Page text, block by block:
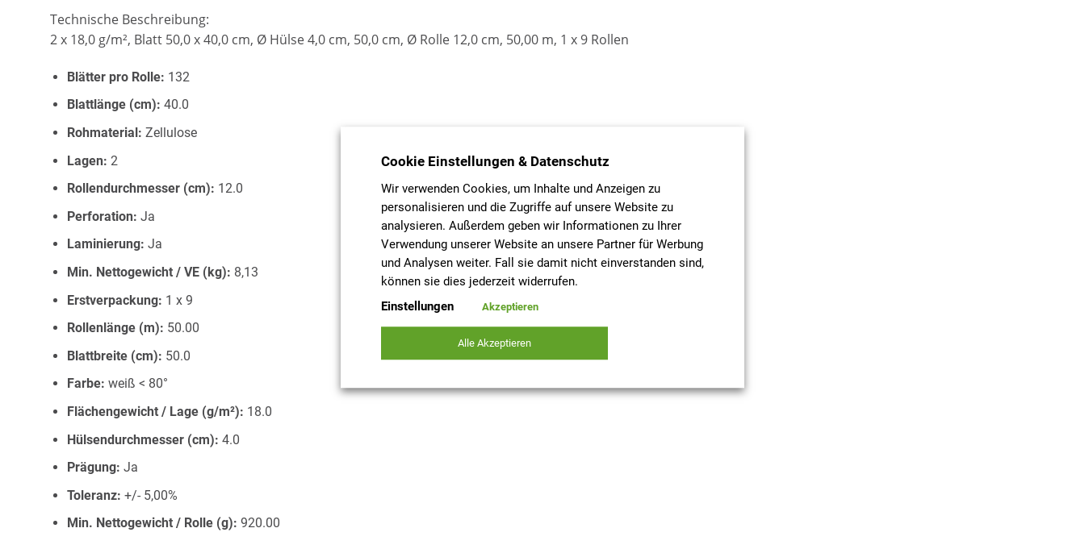
Technische Beschreibung:
2 x 18,0 g/m², Blatt 50,0 x 40,0 cm, Ø Hülse 4,0 cm, 50,0 cm, Ø Rolle 12,0 cm, 50,00 m, 1 x 9 Rollen
Blätter pro Rolle: 132
Blattlänge (cm): 40.0
Rohmaterial: Zellulose
Lagen: 2
Rollendurchmesser (cm): 12.0
Perforation: Ja
Laminierung: Ja
Min. Nettogewicht / VE (kg): 8,13
Erstverpackung: 1 x 9
Rollenlänge (m): 50.00
Blattbreite (cm): 50.0
Farbe: weiß < 80°
Flächengewicht / Lage (g/m²): 18.0
Hülsendurchmesser (cm): 4.0
Prägung: Ja
Toleranz: +/- 5,00%
Min. Nettogewicht / Rolle (g): 920.00
Cookie Einstellungen & Datenschutz
Wir verwenden Cookies, um Inhalte und Anzeigen zu
personalisieren und die Zugriffe auf unsere Website zu
analysieren. Außerdem geben wir Informationen zu Ihrer
Verwendung unserer Website an unsere Partner für Werbung
und Analysen weiter. Fall sie damit nicht einverstanden sind,
können sie dies jederzeit widerrufen.
Einstellungen
Akzeptieren
Alle Akzeptieren